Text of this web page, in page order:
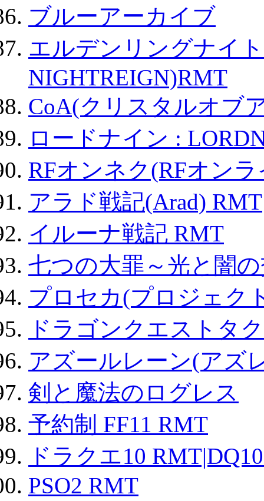
ブルーアーカイブ
エルデンリングナイ
NIGHTREIGN)RMT
CoA(クリスタルオブ
ロードナイン :
RFオンネク(RFオン
アラド戦記(Arad) RMT
イルーナ戦記 RMT
七つの大罪～光と闇
プロセカ(プロジェク
ドラゴンクエストタ
アズールレーン(アズ
剣と魔法のログレス
予約制 FF11 RMT
ドラクエ10
PSO2 RMT